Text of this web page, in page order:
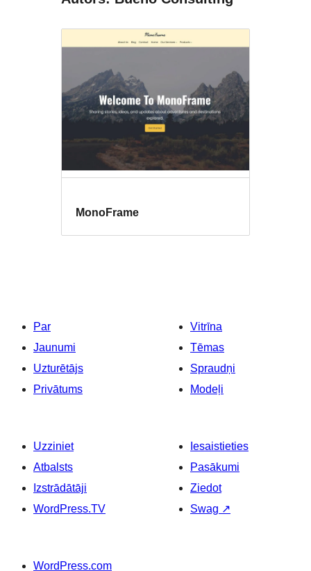
MonoFrame
Par
Jaunumi
Uzturētājs
Privātums
Vitrīna
Tēmas
Spraudņi
Modeļi
Uzziniet
Atbalsts
Izstrādātāji
WordPress.TV
Iesaistieties
Pasākumi
Ziedot
Swag ↗
WordPress.com